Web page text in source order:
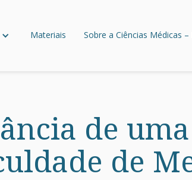
Materiais Sobre a Ciências Médicas –
de
de